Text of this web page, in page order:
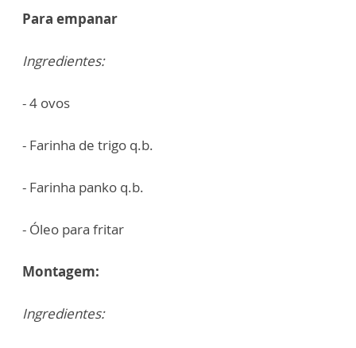
Para empanar
Ingredientes:
- 4 ovos
- Farinha de trigo q.b.
- Farinha panko q.b.
- Óleo para fritar
Montagem:
Ingredientes: